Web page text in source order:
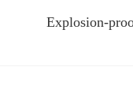
Explosion-